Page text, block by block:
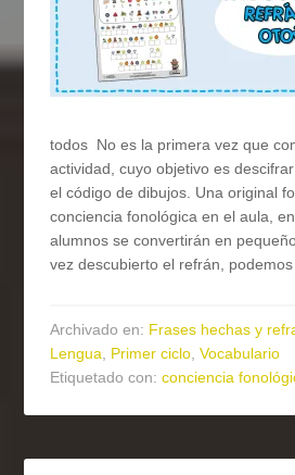
todos No es la primera vez que
actividad, cuyo objetivo es
el código de dibujos. Una original
conciencia fonológica en el aula,
alumnos se convertirán en
vez descubierto el refrán,
Archivado en: Frases hechas y
Lengua, Primer ciclo,Vocabulario
Etiquetado con:conciencia